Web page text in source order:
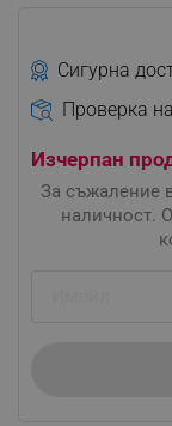
Сигурна
Проверка
Изчерпан
За съжаление
наличност.